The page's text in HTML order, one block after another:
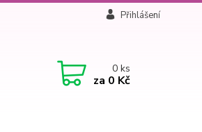
Přihlášení
0ks
za 0 Kč